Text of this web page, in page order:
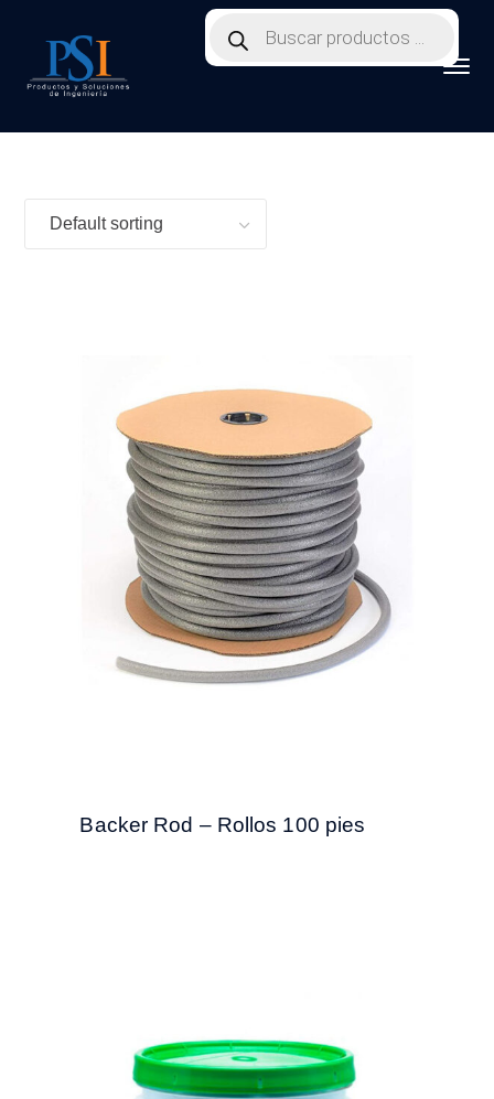
search
Backer Rod – Rollos 100 pies